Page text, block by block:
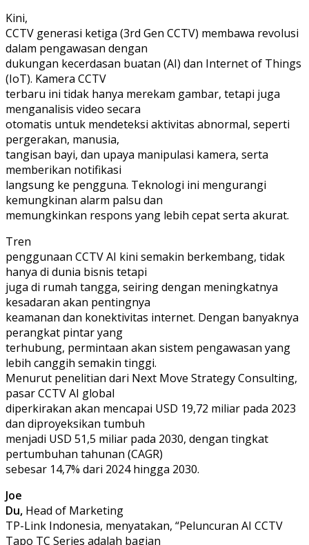
Kini,
CCTV generasi ketiga (3rd Gen CCTV) membawa revolusi
dalam pengawasan dengan
dukungan kecerdasan buatan (AI) dan Internet of Things
(IoT). Kamera CCTV
terbaru ini tidak hanya merekam gambar, tetapi juga
menganalisis video secara
otomatis untuk mendeteksi aktivitas abnormal, seperti
pergerakan, manusia,
tangisan bayi, dan upaya manipulasi kamera, serta
memberikan notifikasi
langsung ke pengguna. Teknologi ini mengurangi
kemungkinan alarm palsu dan
memungkinkan respons yang lebih cepat serta akurat.
Tren
penggunaan CCTV AI kini semakin berkembang, tidak
hanya di dunia bisnis tetapi
juga di rumah tangga, seiring dengan meningkatnya
kesadaran akan pentingnya
keamanan dan konektivitas internet. Dengan banyaknya
perangkat pintar yang
terhubung, permintaan akan sistem pengawasan yang
lebih canggih semakin tinggi.
Menurut penelitian dari Next Move Strategy Consulting,
pasar CCTV AI global
diperkirakan akan mencapai USD 19,72 miliar pada 2023
dan diproyeksikan tumbuh
menjadi USD 51,5 miliar pada 2030, dengan tingkat
pertumbuhan tahunan (CAGR)
sebesar 14,7% dari 2024 hingga 2030.
Joe
Du, Head of Marketing
TP-Link Indonesia, menyatakan, “Peluncuran AI CCTV
Tapo TC Series adalah bagian